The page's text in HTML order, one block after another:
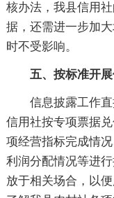
核办法，我县信用
据，还需进一步加
时不受影响。
五、按标准开
信息披露工作
信用社按专项票据
项经营指标完成情
利润分配情况等进
放于相关场合，以